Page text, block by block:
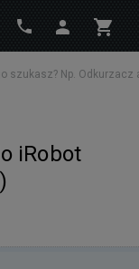
iRobot